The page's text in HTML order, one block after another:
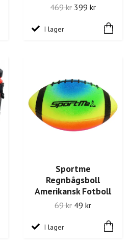
469 kr 399 kr
I lager
Sportme
Regnbågsboll
Amerikansk Fotboll
69 kr 49 kr
I lager